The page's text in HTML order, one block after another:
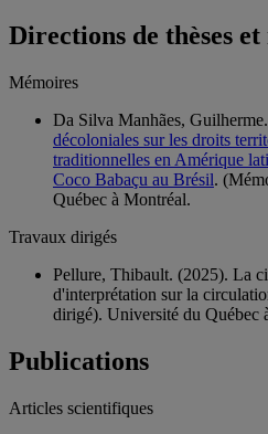
Directions de thèses
Mémoires
Da Silva Manhães,
décoloniales sur les droits
traditionnelles en Amérique
Coco Babaçu au Brésil.
Québec à Montréal.
Travaux dirigés
Pellure, Thibault. (2025). La
d'interprétation sur la
dirigé). Université du Québec
Publications
Articles scientifiques